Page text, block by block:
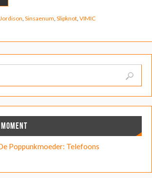
Sinsaenum Slipknot, VIMIC
Poppunkmoeder: Telefoons